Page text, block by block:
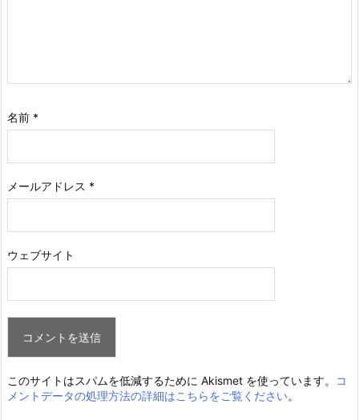
名前 *
メールアドレス *
ウェブサイト
このサイトはスパムを低減するために Akismet を使っています。
コ
メントデータの処理方法の詳細はこちらをご覧ください。